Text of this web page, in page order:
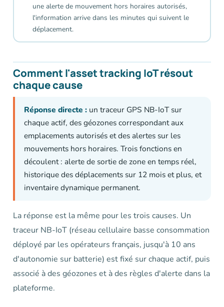
une alerte de mouvement hors horaires autorisés,
l'information arrive dans les minutes qui suivent le
déplacement.
Comment l'asset tracking IoT résout
chaque cause
Réponse directe : un traceur GPS NB-IoT sur
chaque actif, des géozones correspondant aux
emplacements autorisés et des alertes sur les
mouvements hors horaires. Trois fonctions en
découlent : alerte de sortie de zone en temps réel,
historique des déplacements sur 12 mois et plus, et
inventaire dynamique permanent.
La réponse est la même pour les trois causes. Un
traceur NB-IoT (réseau cellulaire basse consommation
déployé par les opérateurs français, jusqu'à 10 ans
d'autonomie sur batterie) est fixé sur chaque actif, puis
associé à des géozones et à des règles d'alerte dans la
plateforme.